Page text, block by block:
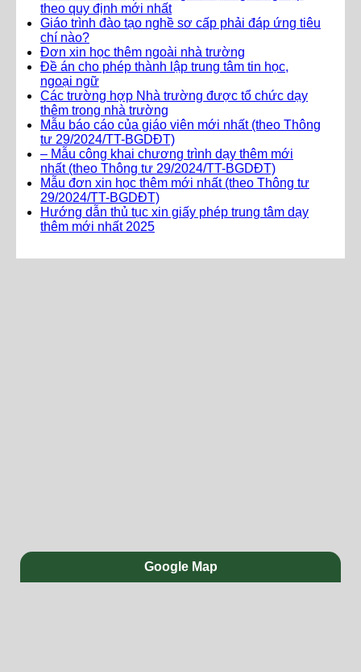
theo quy định mới nhất
Giáo trình đào tạo nghề sơ cấp phải đáp ứng tiêu
chí nào?
Đơn xin học thêm ngoài nhà trường
Đề án cho phép thành lập trung tâm tin học,
ngoại ngữ
Các trường hợp Nhà trường được tổ chức dạy
thêm trong nhà trường
Mẫu báo cáo của giáo viên mới nhất (theo Thông
tư 29/2024/TT-BGDĐT)
– Mẫu công khai chương trình dạy thêm mới
nhất (theo Thông tư 29/2024/TT-BGDĐT)
Mẫu đơn xin học thêm mới nhất (theo Thông tư
29/2024/TT-BGDĐT)
Hướng dẫn thủ tục xin giấy phép trung tâm dạy
thêm mới nhất 2025
Google Map